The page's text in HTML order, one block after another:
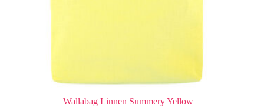
Wallabag Linnen Summery Yellow